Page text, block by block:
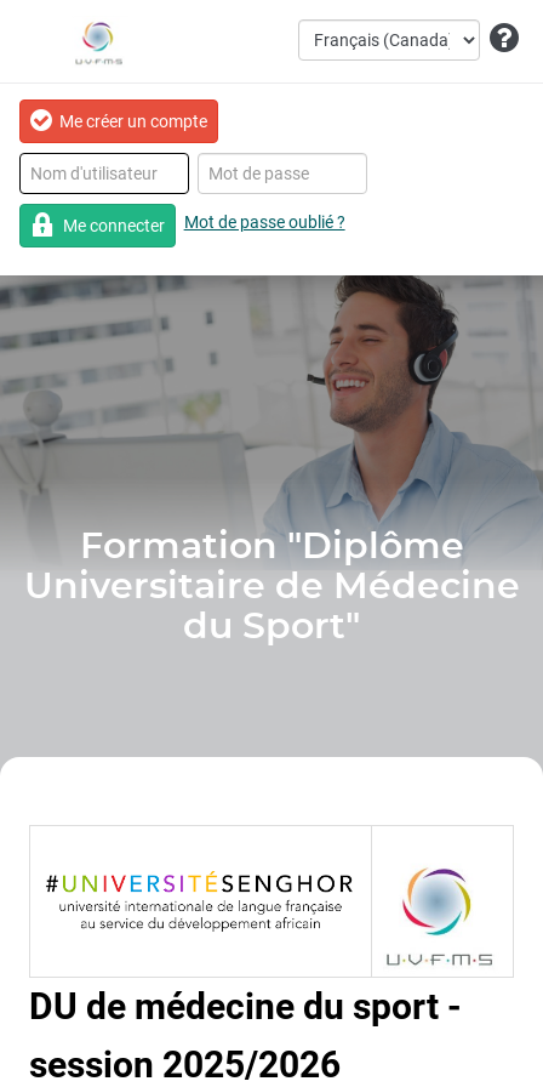
Me connecter Mot de passe oublié ?
Me créer un compte
Formation "Diplôme
Universitaire de Médecine
du Sport"
DU de médecine du sport -
session 2025/2026